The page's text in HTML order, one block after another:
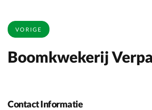
VORIGE
Boomkwekerij
Contact Informatie